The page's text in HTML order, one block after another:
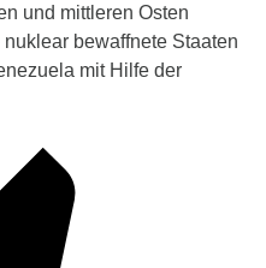
und mittleren Osten
bewaffnete Staaten
mit Hilfe der